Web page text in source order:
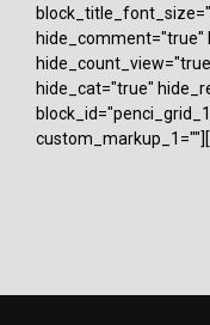
hide_cat="true"